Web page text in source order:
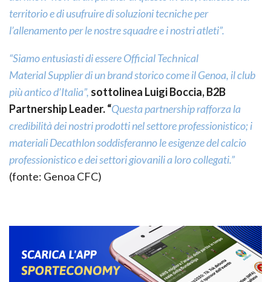
territorio e di usufruire di soluzioni tecniche per
l’allenamento per le nostre squadre e i nostri atleti”.
“Siamo entusiasti di essere Official Technical
Material Supplier di un brand storico come il Genoa, il club
più antico d’Italia”, sottolinea Luigi Boccia, B2B
Partnership Leader. “Questa partnership rafforza la
credibilità dei nostri prodotti nel settore professionistico; i
materiali Decathlon soddisferanno le esigenze del calcio
professionistico e dei settori giovanili a loro collegati.”
(fonte: Genoa CFC)